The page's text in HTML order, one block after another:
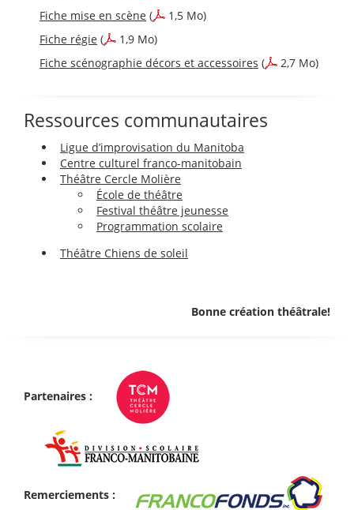
Fiche mise en scène (
1,5 Mo)
Fiche régie (
1,9 Mo)
Fiche scénographie décors et accessoires ( 2,7 Mo)
Ressources communautaires
Ligue d’improvisation du Manitoba
Centre culturel franco-manitobain
Théâtre Cercle Molière
École de théâtre
Festival théâtre jeunesse
Programmation scolaire
Théâtre Chiens de soleil
Bonne création théâtrale!
Partenaires :
Remerciements :